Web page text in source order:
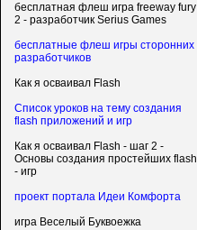
бесплатная флеш игра freeway fury
2 - разработчик Serius Games
бесплатные флеш игры сторонних
разработчиков
Как я осваивал Flash
Список уроков на тему создания
flash приложений и игр
Как я осваивал Flash - шаг 2 -
Основы создания простейших flash
- игр
проект портала Идеи Комфорта
игра Веселый Буквоежка